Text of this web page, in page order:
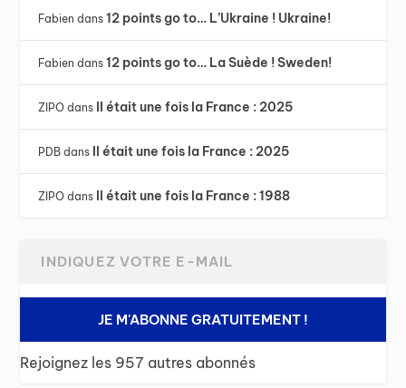
Fabien dans12 points go to… L’Ukraine ! Ukraine!
Fabien dans12 points go to… La Suède ! Sweden!
ZIPO dans Il était une fois la France : 2025
PDB dans Il était une fois la France : 2025
ZIPO dans Il était une fois la France : 1988
JE M'ABONNE GRATUITEMENT !
Rejoignez les 957 autres abonnés